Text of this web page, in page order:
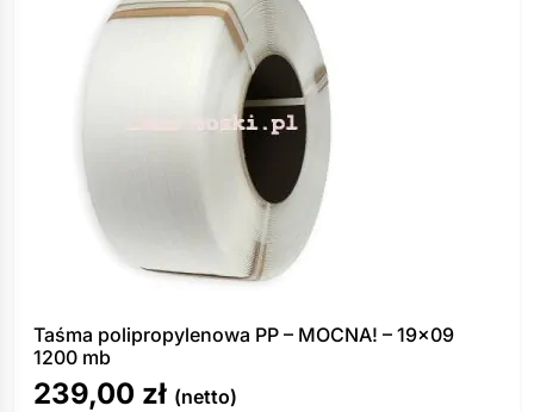
Taśma polipropylenowa PP – MOCNA! – 19×09
1200 mb
239,00 zł (netto)